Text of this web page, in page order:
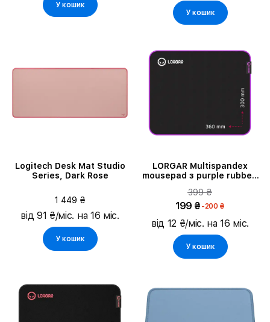
У кошик
У кошик
Logitech Desk Mat Studio
Series, Dark Rose
1 449 ₴
від 91 ₴/міс. на 16 міс.
У кошик
LORGAR Multispandex
mousepad з purple rubber,
399 ₴
199 ₴ -200 ₴
від 12 ₴/міс. на 16 міс.
У кошик